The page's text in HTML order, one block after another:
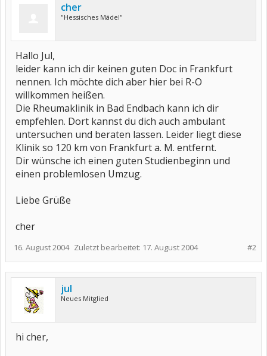
cher
"Hessisches Mädel"
Hallo Jul,
leider kann ich dir keinen guten Doc in Frankfurt
nennen. Ich möchte dich aber hier bei R-O
willkommen heißen.
Die Rheumaklinik in Bad Endbach kann ich dir
empfehlen. Dort kannst du dich auch ambulant
untersuchen und beraten lassen. Leider liegt diese
Klinik so 120 km von Frankfurt a. M. entfernt.
Dir wünsche ich einen guten Studienbeginn und
einen problemlosen Umzug.
Liebe Grüße
cher
#2
16. August 2004 Zuletzt bearbeitet: 17. August 2004
jul
Neues Mitglied
hi cher,